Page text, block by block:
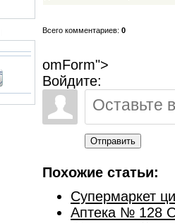
Всего комментариев: 0
omForm">
Войдите:
Отправить
Похожие статьи:
Супермаркет
Аптека № 128